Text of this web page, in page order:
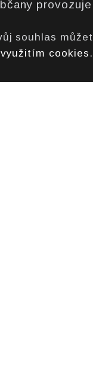
souhlas
cookies .